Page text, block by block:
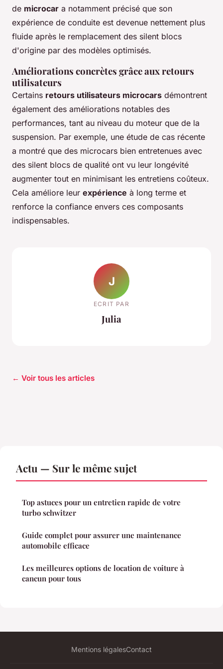
de microcar a notamment précisé que son
expérience de conduite est devenue nettement plus
fluide après le remplacement des silent blocs
d'origine par des modèles optimisés.
Améliorations concrètes grâce aux retours
utilisateurs
Certains retours utilisateurs microcars démontrent
également des améliorations notables des
performances, tant au niveau du moteur que de la
suspension. Par exemple, une étude de cas récente
a montré que des microcars bien entretenues avec
des silent blocs de qualité ont vu leur longévité
augmenter tout en minimisant les entretiens coûteux.
Cela améliore leur expérience à long terme et
renforce la confiance envers ces composants
indispensables.
J
ECRIT PAR
Julia
← Voir tous les articles
Actu — Sur le même sujet
Top astuces pour un entretien rapide de votre
turbo schwitzer
Guide complet pour assurer une maintenance
automobile efficace
Les meilleures options de location de voiture à
cancun pour tous
Mentions légalesContact